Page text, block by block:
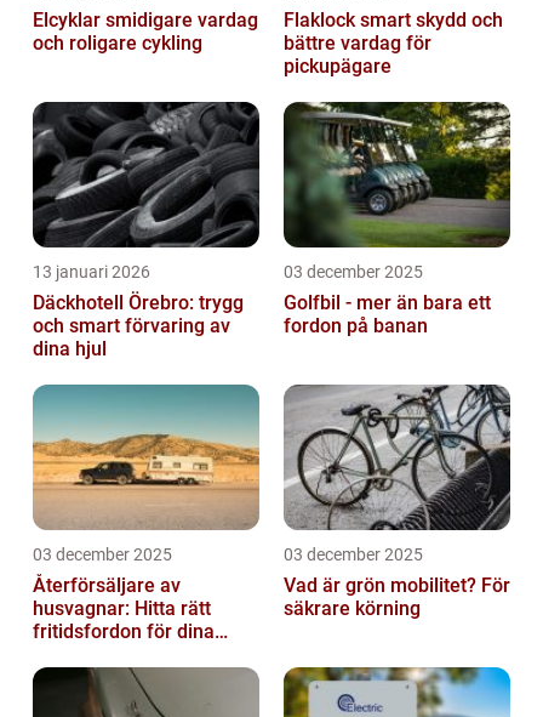
Elcyklar smidigare vardag
och roligare cykling
Flaklock smart skydd och
bättre vardag för
pickupägare
13 januari 2026
Däckhotell Örebro: trygg
och smart förvaring av
dina hjul
03 december 2025
Golfbil - mer än bara ett
fordon på banan
03 december 2025
Återförsäljare av
husvagnar: Hitta rätt
fritidsfordon för dina
03 december 2025
Vad är grön mobilitet? För
säkrare körning